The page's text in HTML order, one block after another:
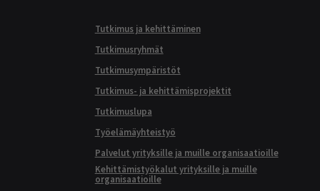
Tutkimus ja kehittäminen
Tutkimusryhmät
Tutkimusympäristöt
Tutkimus- ja kehittämisprojektit
Tutkimuslupa
Työelämäyhteistyö
Palvelut yrityksille ja muille organisaatioille
Kehittämistyökalut yrityksille ja muille
organisaatioille